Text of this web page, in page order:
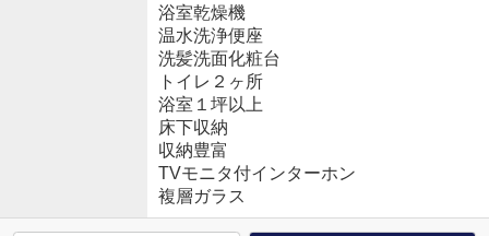
浴室乾燥機
温水洗浄便座
洗髪洗面化粧台
トイレ２ヶ所
浴室１坪以上
床下収納
収納豊富
TVモニタ付インターホン
複層ガラス